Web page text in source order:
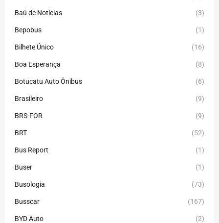
Baú de Notícias (3)
Bepobus (1)
Bilhete Único (16)
Boa Esperança (8)
Botucatu Auto Ônibus (6)
Brasileiro (9)
BRS-FOR (9)
BRT (52)
Bus Report (1)
Buser (1)
Busologia (73)
Busscar (167)
BYD Auto (2)